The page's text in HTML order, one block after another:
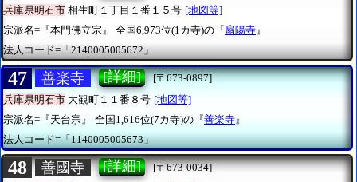
兵庫県明石市 相生町１丁目１番１５号 [地図等]
宗派名=『本門佛立宗』
全国6,973位(1カ寺)の『 扇陽寺 』
法人コード=「2140005005672」
47 善楽寺 [詳細]
[〒673-0897]
兵庫県明石市 大観町１１番８号 [地図等]
宗派名=『天台宗』
全国1,616位(7カ寺)の『善楽寺』
法人コード=「1140005005673」
48 善國寺 [詳細]
[〒673-0034]